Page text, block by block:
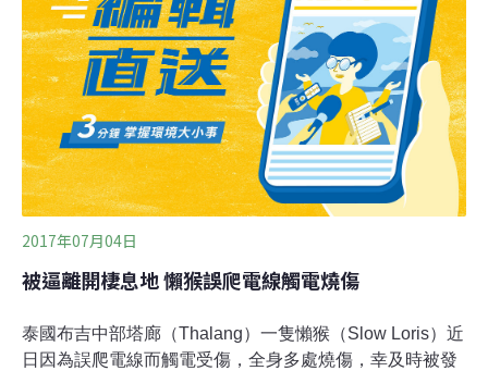
住，在用力掙脫的情況下脫臼，右眼球還摩擦地面而水腫
潰瘍，到院時已經呈現休克後期，沒多久就死亡。
2017年07月04日
被逼離開棲息地 懶猴誤爬電線觸電燒傷
泰國布吉中部塔廊（Thalang）一隻懶猴（Slow Loris）近
日因為誤爬電線而觸電受傷，全身多處燒傷，幸及時被發